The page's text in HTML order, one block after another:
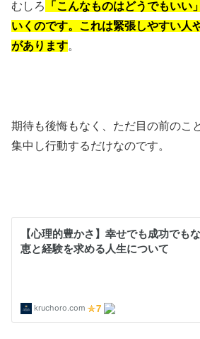
むしろ
「こんなものはどうでもいい
いくのです。これは緊張しやすい人
があります。
期待も後悔もなく、ただ目の前のこ
集中し行動するだけなのです。